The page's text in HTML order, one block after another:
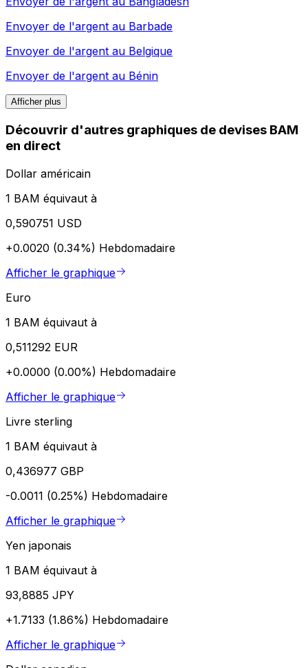
Envoyer de l'argent au Barbade
Envoyer de l'argent au Belgique
Envoyer de l'argent au Bénin
Afficher plus
Découvrir d'autres graphiques de devises BAM
en direct
Dollar américain
1 BAM équivaut à
0,590751 USD
+0.0020 (0.34%) Hebdomadaire
Afficher le graphique
Euro
1 BAM équivaut à
0,511292 EUR
+0.0000 (0.00%) Hebdomadaire
Afficher le graphique
Livre sterling
1 BAM équivaut à
0,436977 GBP
-0.0011 (0.25%) Hebdomadaire
Afficher le graphique
Yen japonais
1 BAM équivaut à
93,8885 JPY
+1.7133 (1.86%) Hebdomadaire
Afficher le graphique